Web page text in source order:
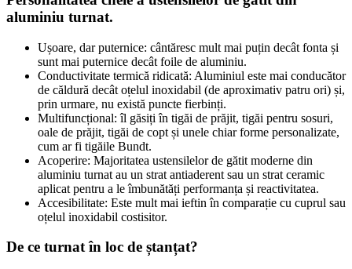
aluminiu turnat.
Ușoare, dar puternice: cântăresc mult mai puțin decât fonta și
sunt mai puternice decât foile de aluminiu.
Conductivitate termică ridicată: Aluminiul este mai conducător
de căldură decât oțelul inoxidabil (de aproximativ patru ori) și,
prin urmare, nu există puncte fierbinți.
Multifuncțional: îl găsiți în tigăi de prăjit, tigăi pentru sosuri,
oale de prăjit, tigăi de copt și unele chiar forme personalizate,
cum ar fi tigăile Bundt.
Acoperire: Majoritatea ustensilelor de gătit moderne din
aluminiu turnat au un strat antiaderent sau un strat ceramic
aplicat pentru a le îmbunătăți performanța și reactivitatea.
Accesibilitate: Este mult mai ieftin în comparație cu cuprul sau
oțelul inoxidabil costisitor.
De ce turnat în loc de ștanțat?